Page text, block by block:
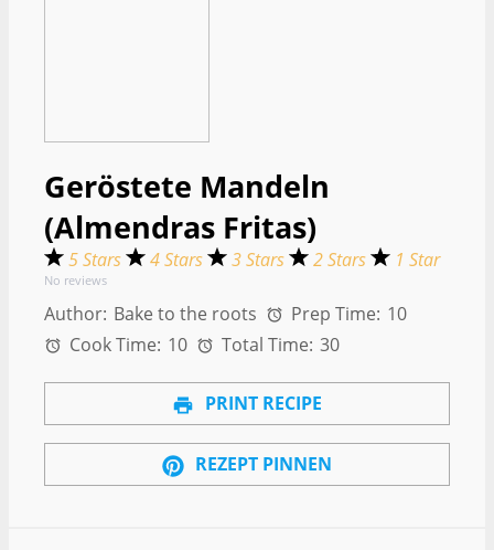
Geröstete Mandeln
(Almendras Fritas)
5 Stars 4 Stars 3 Stars 2 Stars 1 Star
No reviews
Author: Bake to the roots Prep Time: 10
Cook Time: 10 Total Time: 30
PRINT RECIPE
REZEPT PINNEN